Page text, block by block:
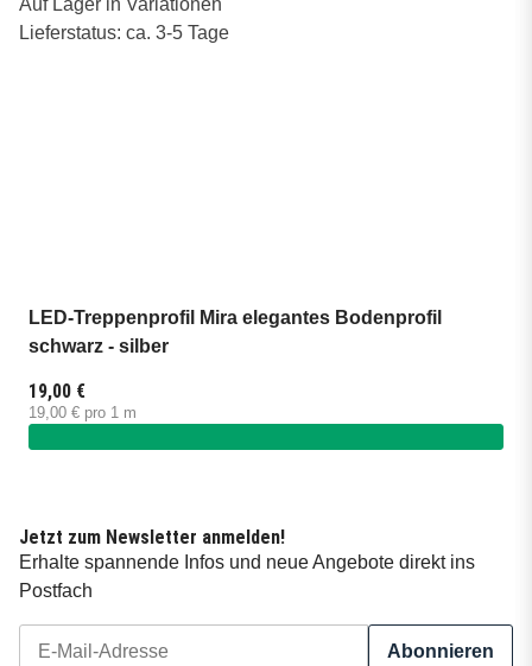
Lieferstatus: ca. 3-5 Tage
LED-Treppenprofil Mira elegantes Bodenprofil
schwarz - silber
19,00 €
19,00 € pro 1 m
Jetzt zum Newsletter anmelden!
Erhalte spannende Infos und neue Angebote direkt ins
Postfach
Abonnieren